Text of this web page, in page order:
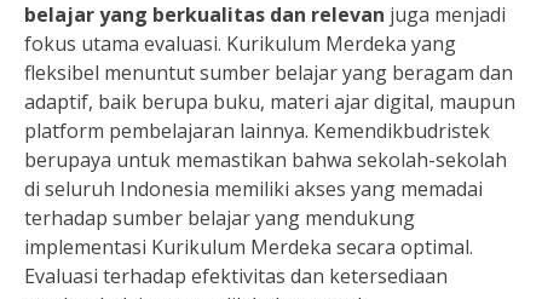
belajar yang berkualitas dan relevan juga menjadi
fokus utama evaluasi. Kurikulum Merdeka yang
fleksibel menuntut sumber belajar yang beragam dan
adaptif, baik berupa buku, materi ajar digital, maupun
platform pembelajaran lainnya. Kemendikbudristek
berupaya untuk memastikan bahwa sekolah-sekolah
di seluruh Indonesia memiliki akses yang memadai
terhadap sumber belajar yang mendukung
implementasi Kurikulum Merdeka secara optimal.
Evaluasi terhadap efektivitas dan ketersediaan